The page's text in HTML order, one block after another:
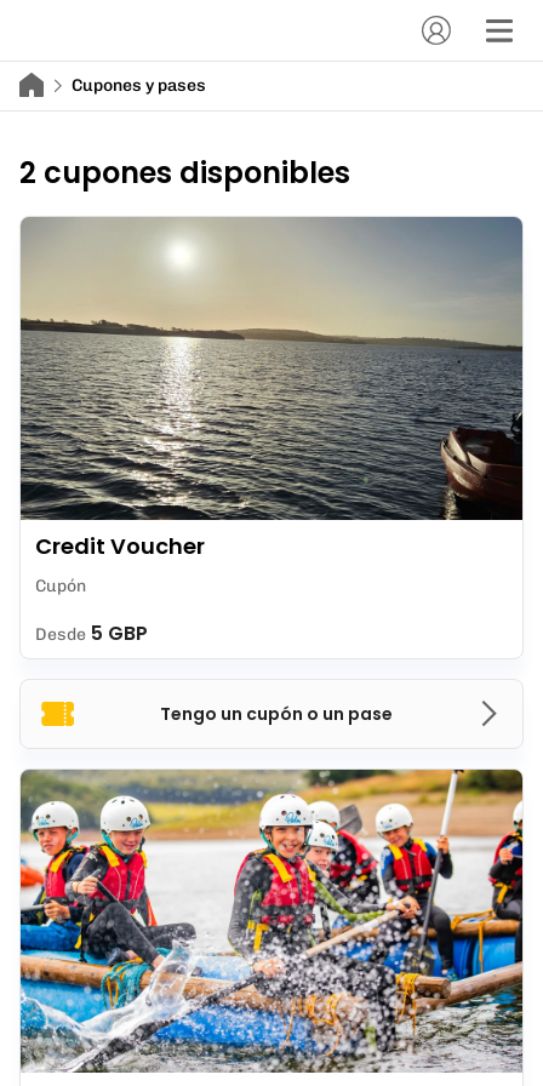
Cupones y pases
2 cupones disponibles
Tengo un cupón o un pase
Credit Voucher
Cupón
Desde 5 GBP